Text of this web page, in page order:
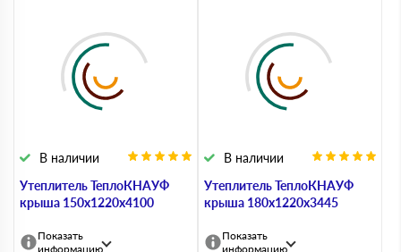
Утеплитель ТеплоКНАУФ
крыша 150х1220х4100
В наличии
Показать
информацию
Утеплитель ТеплоКНАУФ
крыша 180х1220х3445
В наличии
Показать
информацию